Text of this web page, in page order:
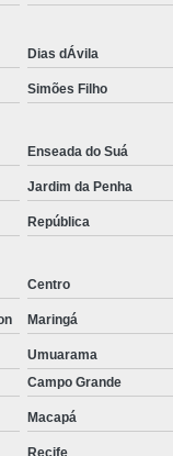
Rastreamento
Rastreamento
Rastreamento de
Rastreamento e
Frotas
Empresa de
Dias dÁvila
Simões Filho
Enseada do Suá
Jardim da Penha
República
Centro
Maringá
Umuarama
Campo Grande
Macapá
Recife